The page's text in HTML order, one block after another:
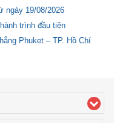
ngày 19/08/2026
trình đầu tiên
Phuket – TP. Hồ Chí